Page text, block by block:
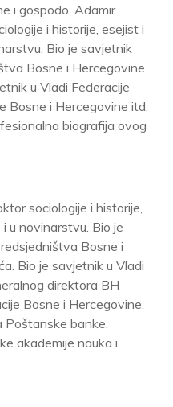
i gospodo, Adamir
i historije, esejist i
Bio je savjetnik
Bosne i Hercegovine
u Vladi Federacije
Bosne i Hercegovine itd.
biografija ovog
sociologije i historije,
u novinarstvu. Bio je
Bosne i
Bio je savjetnik u Vladi
direktora BH
Bosne i Hercegovine,
banke.
akademije nauka i